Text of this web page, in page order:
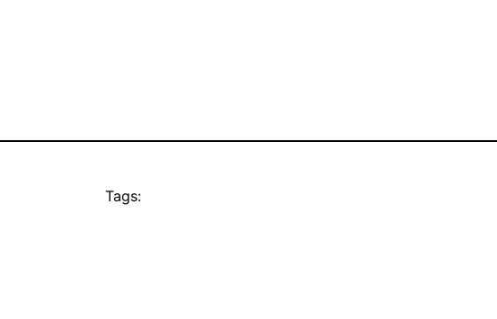
Tags: